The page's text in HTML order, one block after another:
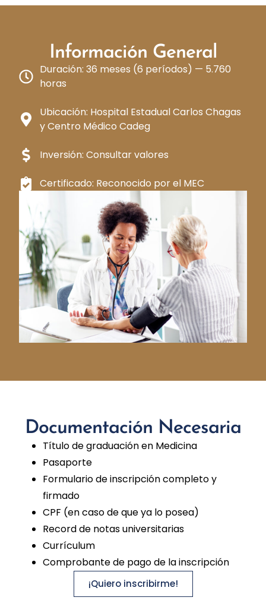
Información General
Duración: 36 meses (6 períodos) — 5.760
horas
Ubicación: Hospital Estadual Carlos Chagas
y Centro Médico Cadeg
Inversión: Consultar valores
Certificado: Reconocido por el MEC
Documentación Necesaria
Título de graduación en Medicina
Pasaporte
Formulario de inscripción completo y
firmado
CPF (en caso de que ya lo posea)
Record de notas universitarias
Currículum
Comprobante de pago de la inscripción
¡Quiero inscribirme!